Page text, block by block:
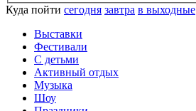
Куда пойти сегодня завтра в выходные
Выставки
Фестивали
С детьми
Активный отдых
Музыка
Шоу